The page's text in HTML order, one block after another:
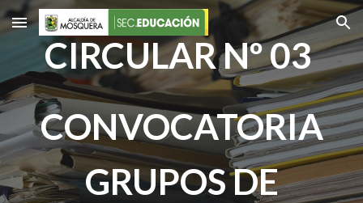
Skip to main content Skip to navigation
CIRCULAR Nº 03
CONVOCATORIA
GRUPOS DE